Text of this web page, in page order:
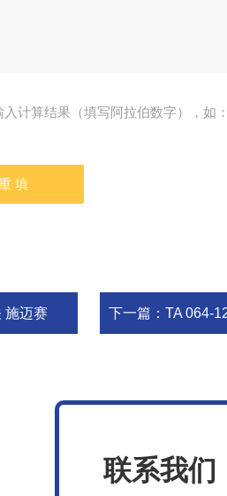
入计算结果（填写阿拉伯数字），如
施迈赛 下一篇： TA 064-
联系我们